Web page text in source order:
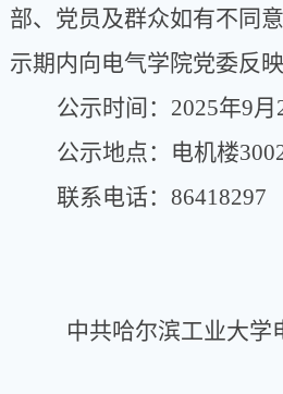
部、党员及群众如有不同
示期内向电气学院党委反映
公示时间： 2025年9月
公示地点：电机楼
联系电话： 86418297
中共哈尔滨工业大学